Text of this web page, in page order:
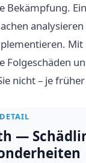
Bekämpfung.
Mit
Folgeschäden
nicht – je früher
—